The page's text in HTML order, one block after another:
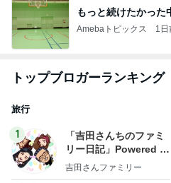
もっと続けたかった
Amebaトピックス 1日
トップブロガーランキング
旅行
1
「吉田さんちのファミ
リー日記」Powered b
y Ameba 吉田さんファ
吉田さんファミリー